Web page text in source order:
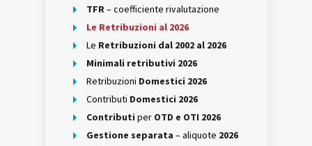
TFR– coefficiente rivalutazione
Le Retribuzioni al 2026
Le Retribuzioni dal 2002 al 2026
Minimali retributivi 2026
Retribuzioni Domestici 2026
Contributi Domestici 2026
Contributi per OTD e OTI 2026
Gestione separata – aliquote 2026